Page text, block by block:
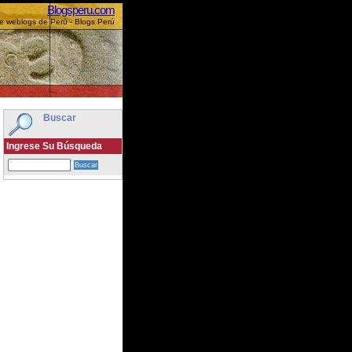
Blogsperu.com
weblogs de Perú - Blogs Perú
Buscar
Ingrese Su Búsqueda